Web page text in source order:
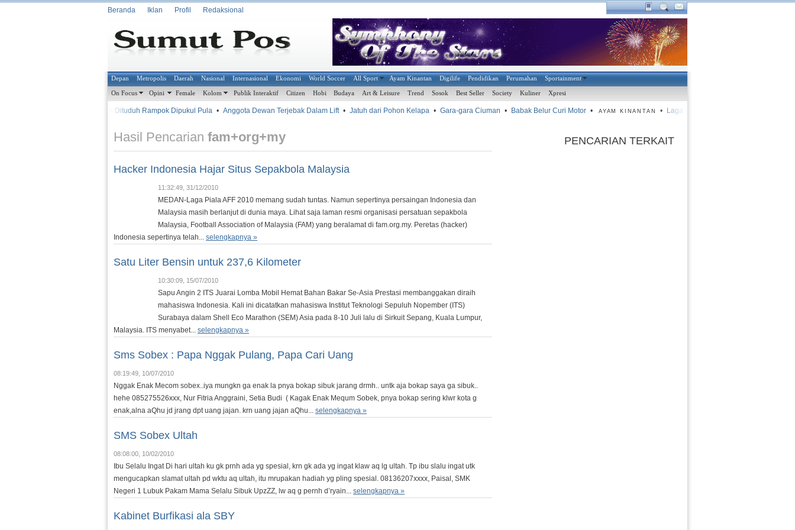
Beranda Iklan Profil Redaksional
Depan Metropolis Daerah Nasional Internasional Ekonomi World Soccer All Sport Ayam Kinantan Digilife Pendidikan Perumahan Sportainment
On Focus Opini Female Kolom Publik Interaktif Citizen Hobi Budaya Art & Leisure Trend Sosok Best Seller Society Kuliner Xpresi
Sudah Dituduh Rampok Dipukul Pula • Anggota Dewan Terjebak Dalam Lift • Jatuh dari Pohon Kelapa • Gara-gara Ciuman • Babak Belur Curi Motor • AYAM KINANTAN • Laga Luka
Hasil Pencarian fam+org+my
Hacker Indonesia Hajar Situs Sepakbola Malaysia
11:32:49, 31/12/2010
MEDAN-Laga Piala AFF 2010 memang sudah tuntas. Namun sepertinya persaingan Indonesia dan
Malaysia masih berlanjut di dunia maya. Lihat saja laman resmi organisasi persatuan sepakbola
Malaysia, Football Association of Malaysia (FAM) yang beralamat di fam.org.my. Peretas (hacker)
Indonesia sepertinya telah... selengkapnya »
Satu Liter Bensin untuk 237,6 Kilometer
10:30:09, 15/07/2010
Sapu Angin 2 ITS Juarai Lomba Mobil Hemat Bahan Bakar Se-Asia Prestasi membanggakan diraih
mahasiswa Indonesia. Kali ini dicatatkan mahasiswa Institut Teknologi Sepuluh Nopember (ITS)
Surabaya dalam Shell Eco Marathon (SEM) Asia pada 8-10 Juli lalu di Sirkuit Sepang, Kuala Lumpur,
Malaysia. ITS menyabet... selengkapnya »
Sms Sobex : Papa Nggak Pulang, Papa Cari Uang
08:19:49, 10/07/2010
Nggak Enak Mecom sobex..iya mungkn ga enak la pnya bokap sibuk jarang drmh.. untk aja bokap saya ga sibuk..
hehe 085275526xxx, Nur Fitria Anggraini, Setia Budi ( Kagak Enak Mequm Sobek, pnya bokap sering klwr kota g
enak,alna aQhu jd jrang dpt uang jajan. krn uang jajan aQhu... selengkapnya »
SMS Sobex Ultah
08:08:00, 10/02/2010
Ibu Selalu Ingat Di hari ultah ku gk prnh ada yg spesial, krn gk ada yg ingat klaw aq lg ultah. Tp ibu slalu ingat utk
mengucapkan slamat ultah pd wktu aq ultah, itu mrupakan hadiah yg pling spesial. 08136207xxxx, Paisal, SMK
Negeri 1 Lubuk Pakam Mama Selalu Sibuk UpzZZ, lw aq g pernh d’ryain... selengkapnya »
Kabinet Burfikasi ala SBY
PENCARIAN TERKAIT